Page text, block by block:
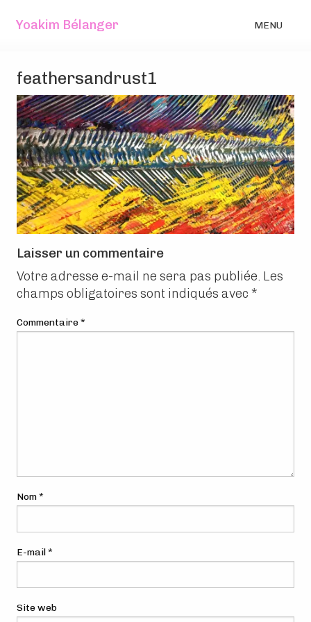
Yoakim Bélanger MENU
feathersandrust1
Laisser un commentaire
Votre adresse e-mail ne sera pas publiée. Les
champs obligatoires sont indiqués avec *
Commentaire*
Nom*
E-mail*
Site web